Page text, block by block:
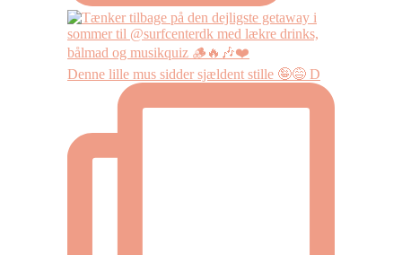
Denne lille mus sidder sjældent stille 🤪😅 D